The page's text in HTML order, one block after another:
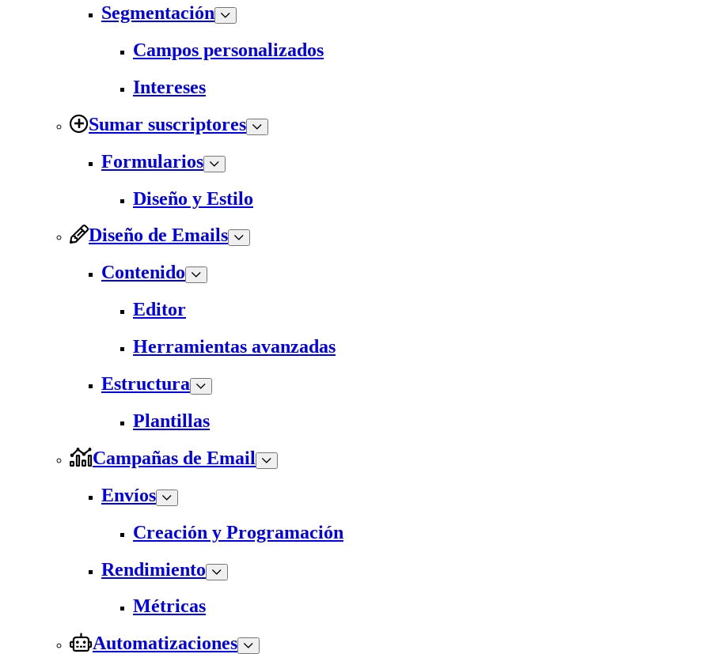
Segmentación
Campos personalizados
Intereses
Sumar suscriptores
Formularios
Diseño y Estilo
Diseño de Emails
Contenido
Editor
Herramientas avanzadas
Estructura
Plantillas
Campañas de Email
Envíos
Creación y Programación
Rendimiento
Métricas
Automatizaciones